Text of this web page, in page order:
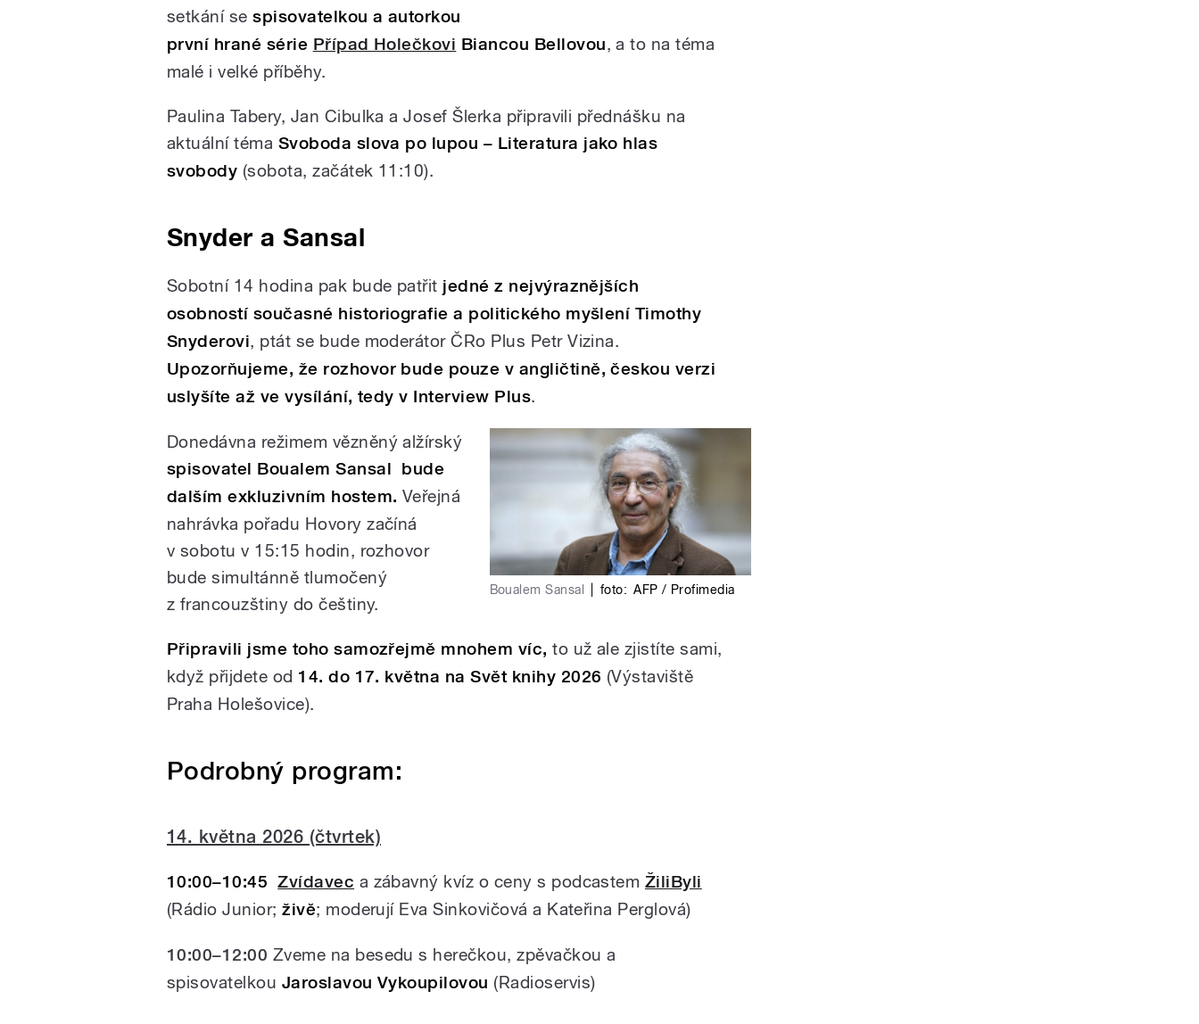
setkání sespisovatelkou a autorkou
první hrané série Případ Holečkovi Biancou Bellovou, a to na téma
malé i velké příběhy.
Paulina Tabery, Jan Cibulka a Josef Šlerka připravili přednášku na
aktuální téma Svoboda slova po lupou – Literatura jako hlas
svobody (sobota, začátek 11:10).
Snyder a Sansal
Sobotní 14 hodina pak bude patřit jedné z nejvýraznějších
osobností současné historiografie a politického myšlení Timothy
Snyderovi, ptát se bude moderátor ČRo Plus Petr Vizina.
Upozorňujeme, že rozhovor bude pouze v angličtině, českou verzi
uslyšíte až ve vysílání, tedy v Interview Plus.
Boualem Sansal foto: AFP / Profimedia
Donedávna režimem vězněný alžírský
spisovatel Boualem Sansal bude
dalším exkluzivním hostem. Veřejná
nahrávka pořadu Hovory začíná
v sobotu v 15:15 hodin, rozhovor
bude simultánně tlumočený
z francouzštiny do češtiny.
Připravili jsme toho samozřejmě mnohem víc,to už ale zjistíte sami,
když přijdete od 14. do 17. května na Svět knihy 2026 (Výstaviště
Praha Holešovice).
Podrobný program:
14. května 2026 (čtvrtek)
10:00–10:45 Zvídavec a zábavný kvíz o ceny s podcastem ŽiliByli
(Rádio Junior;živě; moderují Eva Sinkovičová a Kateřina Perglová)
10:00–12:00 Zveme na besedu s herečkou, zpěvačkou a
spisovatelkou Jaroslavou Vykoupilovou (Radioservis)